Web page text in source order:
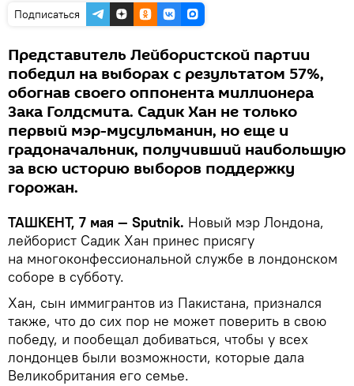
Подписаться
Представитель Лейбористской партии
победил на выборах с результатом 57%,
обогнав своего оппонента миллионера
Зака Голдсмита. Садик Хан не только
первый мэр-мусульманин, но еще и
градоначальник, получивший наибольшую
за всю историю выборов поддержку
горожан.
ТАШКЕНТ, 7 мая — Sputnik. Новый мэр Лондона,
лейборист Садик Хан принес присягу
на многоконфессиональной службе в лондонском
соборе в субботу.
Хан, сын иммигрантов из Пакистана, признался
также, что до сих пор не может поверить в свою
победу, и пообещал добиваться, чтобы у всех
лондонцев были возможности, которые дала
Великобритания его семье.